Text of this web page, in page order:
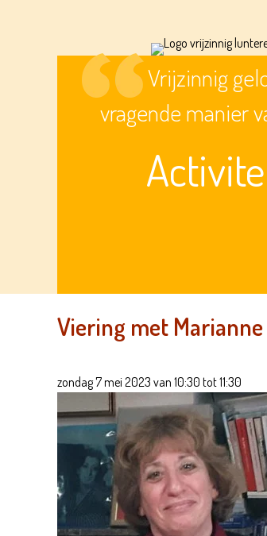
Vrijzinnig
vragende manier
Viering met
zondag 7 mei 2023 van 10:30 tot 11:30